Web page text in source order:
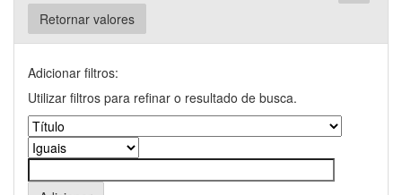
Retornar valores
Adicionar filtros:
Utilizar filtros para refinar o resultado de busca.